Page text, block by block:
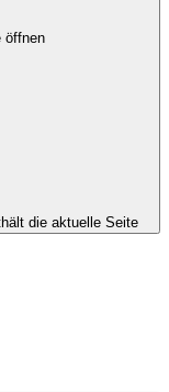
öffnen
die aktuelle Seite